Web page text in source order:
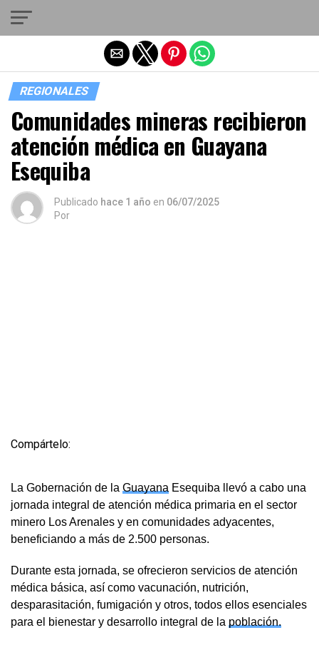
REGIONALES
Comunidades mineras recibieron
atención médica en Guayana
Esequiba
Publicado hace 1 año en 06/07/2025
Por
Compártelo:
La Gobernación de la Guayana Esequiba llevó a cabo una
jornada integral de atención médica primaria en el sector
minero Los Arenales y en comunidades adyacentes,
beneficiando a más de 2.500 personas.
Durante esta jornada, se ofrecieron servicios de atención
médica básica, así como vacunación, nutrición,
desparasitación, fumigación y otros, todos ellos esenciales
para el bienestar y desarrollo integral de la población.